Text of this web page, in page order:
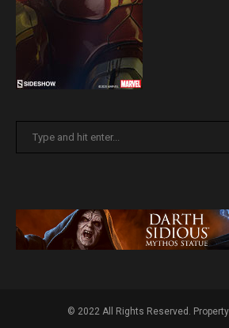
© 2022 All Rights Reserved.